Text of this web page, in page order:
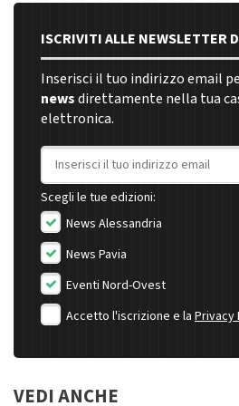
ISCRIVITI ALLE NEWSLETTER
Inserisci il tuo indirizzo email
newsdirettamente nella tua
elettronica.
Indirizzo email
Scegli le tue edizioni:
News Alessandria
News Pavia
Eventi Nord-Ovest
Accetto l'iscrizione e la Privacy
VEDI ANCHE